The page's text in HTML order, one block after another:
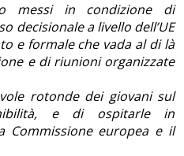
messi in condizione di
decisionale a livello dell’UE
e formale che vada al di là
e di riunioni organizzate
rotonde dei giovani sul
à, e di ospitarle in
Commissione europea e il